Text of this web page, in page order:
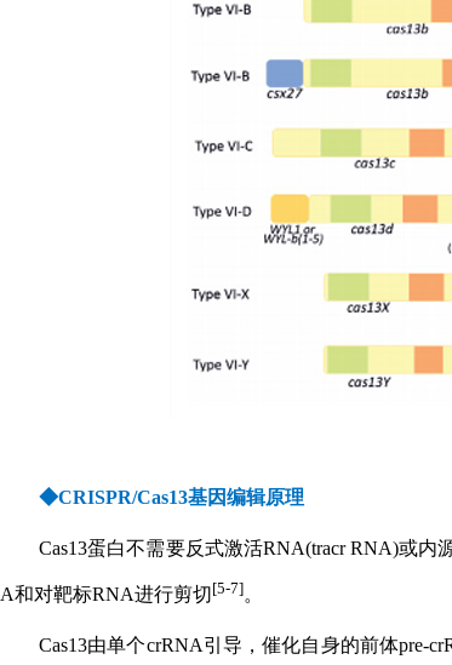
◆CRISPR/Cas13基因编辑原理
Cas13蛋白不需要反式激活RNA(tracr RNA)或内
A和对靶标RNA进行剪切[5-7]。
Cas13由单个crRNA引导，催化自身的前体pre-